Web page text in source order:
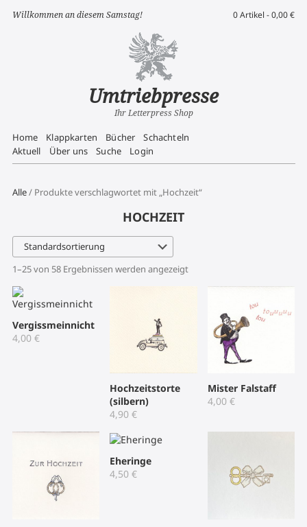
Willkommen an diesem Samstag!
Umtriebpresse
Ihr Letterpress Shop
0 Artikel -0,00€
Home Klappkarten Bücher
Schachteln
Aktuell
Über uns Suche Login
Alle/ Produkte verschlagwortet mit „Hochzeit“
HOCHZEIT
1–25 von 58 Ergebnissen werden angezeigt
Vergissmeinnicht
4,00 €
Hochzeitstorte
(silbern)
4,90€
Mister Falstaff
4,00 €
Eheringe
4,50€